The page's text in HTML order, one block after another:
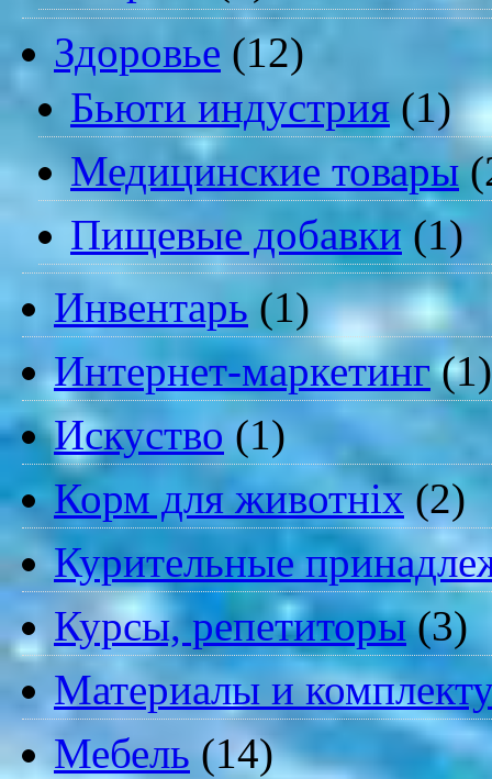
Здоровье (12)
Бьюти индустрия(1)
Медицинские товары
Пищевые добавки (1)
Инвентарь (1)
Интернет-маркетинг(1)
Искуство (1)
Корм для животніх(2)
Курительные
Курсы, репетиторы(3)
Материалы и
Мебель (14)